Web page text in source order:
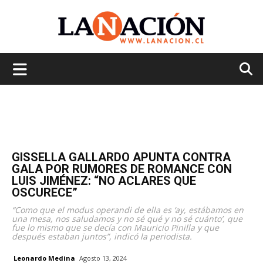
GISSELLA GALLARDO APUNTA CONTRA
GALA POR RUMORES DE ROMANCE CON
LUIS JIMÉNEZ: “NO ACLARES QUE
OSCURECE”
“Como que el modus operandi de ella es ‘ay, estábamos en
una mesa, nos saludamos y no sé qué y no sé cuánto’, que
fue lo mismo que se decía con Mauricio Pinilla y que
después estaban juntos”, indicó la periodista.
Leonardo Medina Agosto 13, 2024